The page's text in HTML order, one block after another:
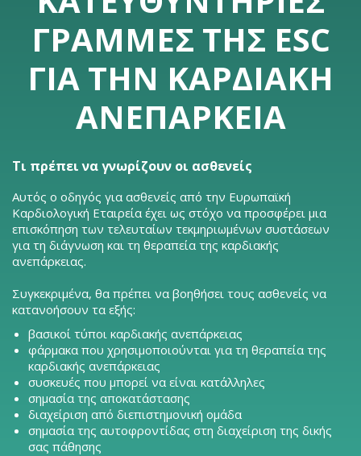
ΓΡΑΜΜΈΣ ΤΗΣ ESC
ΓΙΑ ΤΗΝ ΚΑΡΔΙΑΚΉ
ΑΝΕΠΆΡΚΕΙΑ
Τι πρέπει να γνωρίζουν οι ασθενείς
Αυτός ο οδηγός για ασθενείς από την Ευρωπαϊκή
Καρδιολογική Εταιρεία έχει ως στόχο να προσφέρει μια
επισκόπηση των τελευταίων τεκμηριωμένων συστάσεων
για τη διάγνωση και τη θεραπεία της καρδιακής
ανεπάρκειας.
Συγκεκριμένα, θα πρέπει να βοηθήσει τους ασθενείς να
κατανοήσουν τα εξής:
βασικοί τύποι καρδιακής ανεπάρκειας
φάρμακα που χρησιμοποιούνται για τη θεραπεία της
καρδιακής ανεπάρκειας
συσκευές που μπορεί να είναι κατάλληλες
σημασία της αποκατάστασης
διαχείριση από διεπιστημονική ομάδα
σημασία της αυτοφροντίδας στη διαχείριση της δικής
σας πάθησης